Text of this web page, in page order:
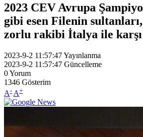
2023 CEV Avrupa
gibi esen Filenin
zorlu rakibi İtalya ile karşı
2023-9-2 11:57:47Yayınlanma
2023-9-2 11:57:47 Güncelleme
0Yorum
1346 Gösterim
A- A+